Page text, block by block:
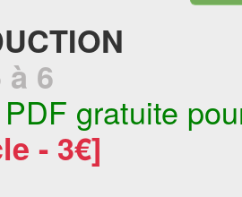
à 6
gratuite
- 3€]